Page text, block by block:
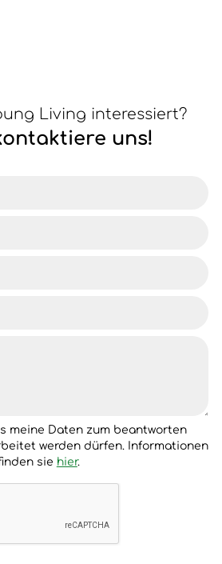
Living interessiert?
uns!
meine Daten zum beantworten
werden dürfen. Informationen
sie hier.